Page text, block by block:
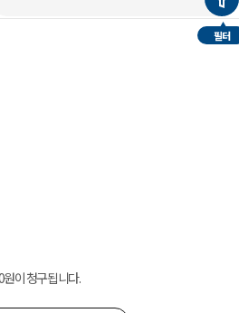
필터
이 청구됩니다.